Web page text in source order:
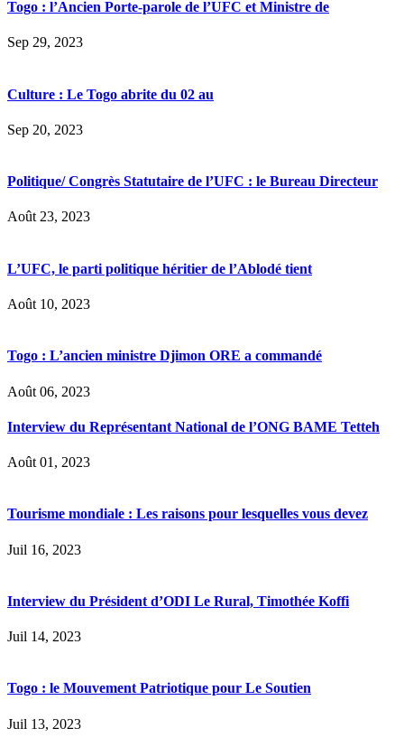
Togo : l’Ancien Porte-parole de l’UFC et Ministre de
Sep 29, 2023
Culture : Le Togo abrite du 02 au
Sep 20, 2023
Politique/ Congrès Statutaire de l’UFC : le Bureau Directeur
Août 23, 2023
L’UFC, le parti politique héritier de l’Ablodé tient
Août 10, 2023
Togo : L’ancien ministre Djimon ORE a commandé
Août 06, 2023
Interview du Représentant National de l’ONG BAME Tetteh
Août 01, 2023
Tourisme mondiale : Les raisons pour lesquelles vous devez
Juil 16, 2023
Interview du Président d’ODI Le Rural, Timothée Koffi
Juil 14, 2023
Togo : le Mouvement Patriotique pour Le Soutien
Juil 13, 2023